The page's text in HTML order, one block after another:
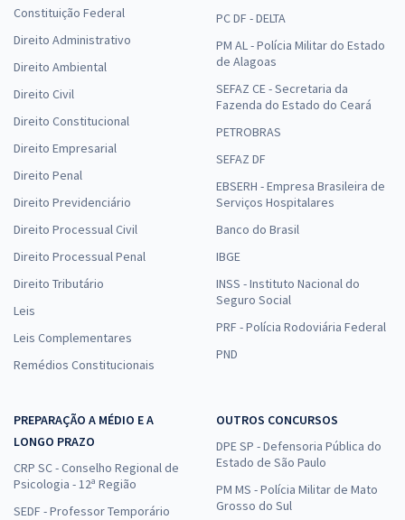
Constituição Federal
Direito Administrativo
Direito Ambiental
Direito Civil
Direito Constitucional
Direito Empresarial
Direito Penal
Direito Previdenciário
Direito Processual Civil
Direito Processual Penal
Direito Tributário
Leis
Leis Complementares
Remédios Constitucionais
PC DF - DELTA
PM AL - Polícia Militar do Estado
de Alagoas
SEFAZ CE - Secretaria da
Fazenda do Estado do Ceará
PETROBRAS
SEFAZ DF
EBSERH - Empresa Brasileira de
Serviços Hospitalares
Banco do Brasil
IBGE
INSS - Instituto Nacional do
Seguro Social
PRF - Polícia Rodoviária Federal
PND
PREPARAÇÃO A MÉDIO E A
LONGO PRAZO
CRP SC - Conselho Regional de
Psicologia - 12ª Região
SEDF - Professor Temporário
OUTROS CONCURSOS
DPE SP - Defensoria Pública do
Estado de São Paulo
PM MS - Polícia Militar de Mato
Grosso do Sul